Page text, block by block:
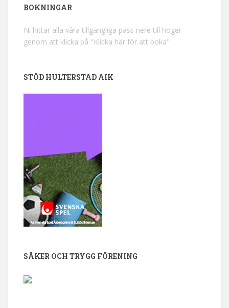
BOKNINGAR
Ni hittar alla våra tillgängliga pass nere till höger
genom att klicka på "Klicka här för att boka"
STÖD HULTERSTAD AIK
SÄKER OCH TRYGG FÖRENING